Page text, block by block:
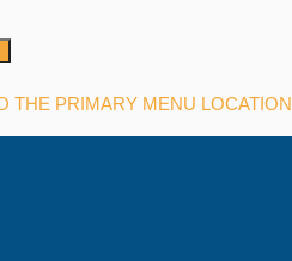
THE PRIMARY MENU